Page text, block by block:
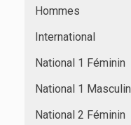
Hommes
International
National 1 Féminin
National 1 Masculin
National 2 Féminin